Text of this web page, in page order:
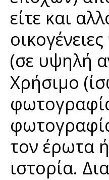
είτε και
(σε υψηλή
Χρήσιμο
τον έρωτα
ιστορία.